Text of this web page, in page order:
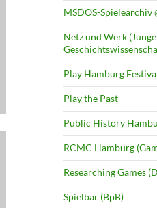
MSDOS-Spielearchiv
Netz und Werk
Play Hamburg
Play the Past
Public History
RCMC Hamburg
Researching Games
Spielbar (BpB)